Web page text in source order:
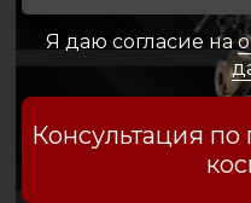
Я даю согласие на
Консультация по